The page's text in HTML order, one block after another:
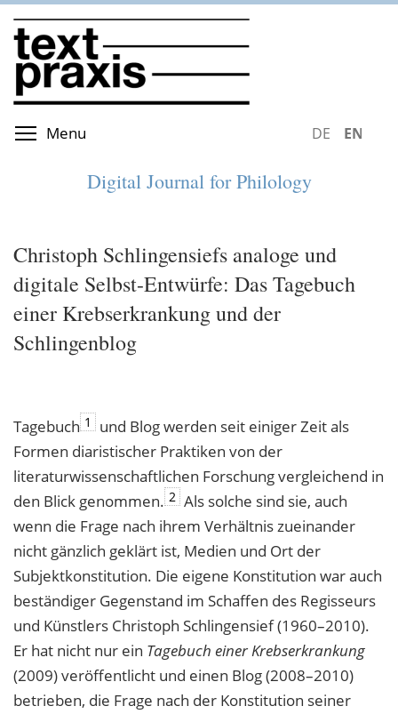
Skip
to
main
content
Menu DEUTSCH
Digital Journal for Philology
Christoph Schlingensiefs analoge und
digitale Selbst-Entwürfe: Das Tagebuch
einer Krebserkrankung und der
Schlingenblog
Tagebuch 1
und Blog werden seit einiger Zeit als
Formen diaristischer Praktiken von der
literaturwissenschaftlichen Forschung vergleichend in
den Blick genommen. 2 Als solche sind sie, auch
wenn die Frage nach ihrem Verhältnis zueinander
nicht gänzlich geklärt ist, Medien und Ort der
Subjektkonstitution. Die eigene Konstitution war auch
beständiger Gegenstand im Schaffen des Regisseurs
und Künstlers Christoph Schlingensief (1960–2010).
Er hat nicht nur ein Tagebuch einer Krebserkrankung
(2009) veröffentlicht und einen Blog (2008–2010)
betrieben, die Frage nach der Konstitution seiner